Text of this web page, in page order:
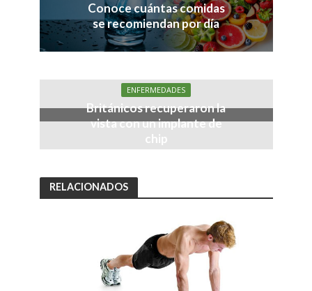
Conoce cuántas comidas
se recomiendan por día
ENFERMEDADES
Británicos recuperaron la
vista con un implante de
chip
RELACIONADOS